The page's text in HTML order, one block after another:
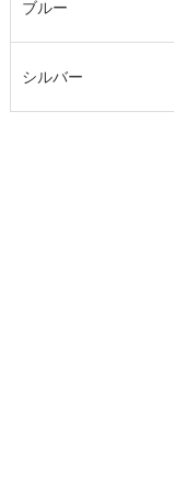
ブルー
シルバー